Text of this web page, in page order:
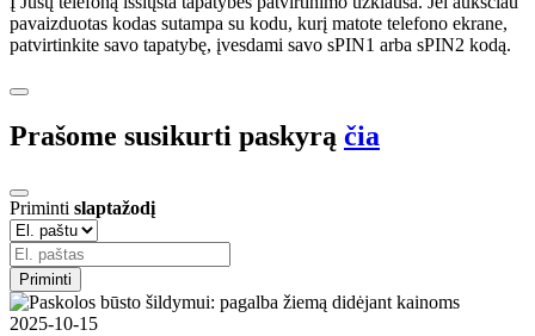
pavaizduotas kodas sutampa su kodu, kurį matote telefono ekrane,
patvirtinkite savo tapatybę, įvesdami savo sPIN1 arba sPIN2 kodą.
Prašome susikurti paskyrą čia
Priminti slaptažodį
Priminti
2025-10-15